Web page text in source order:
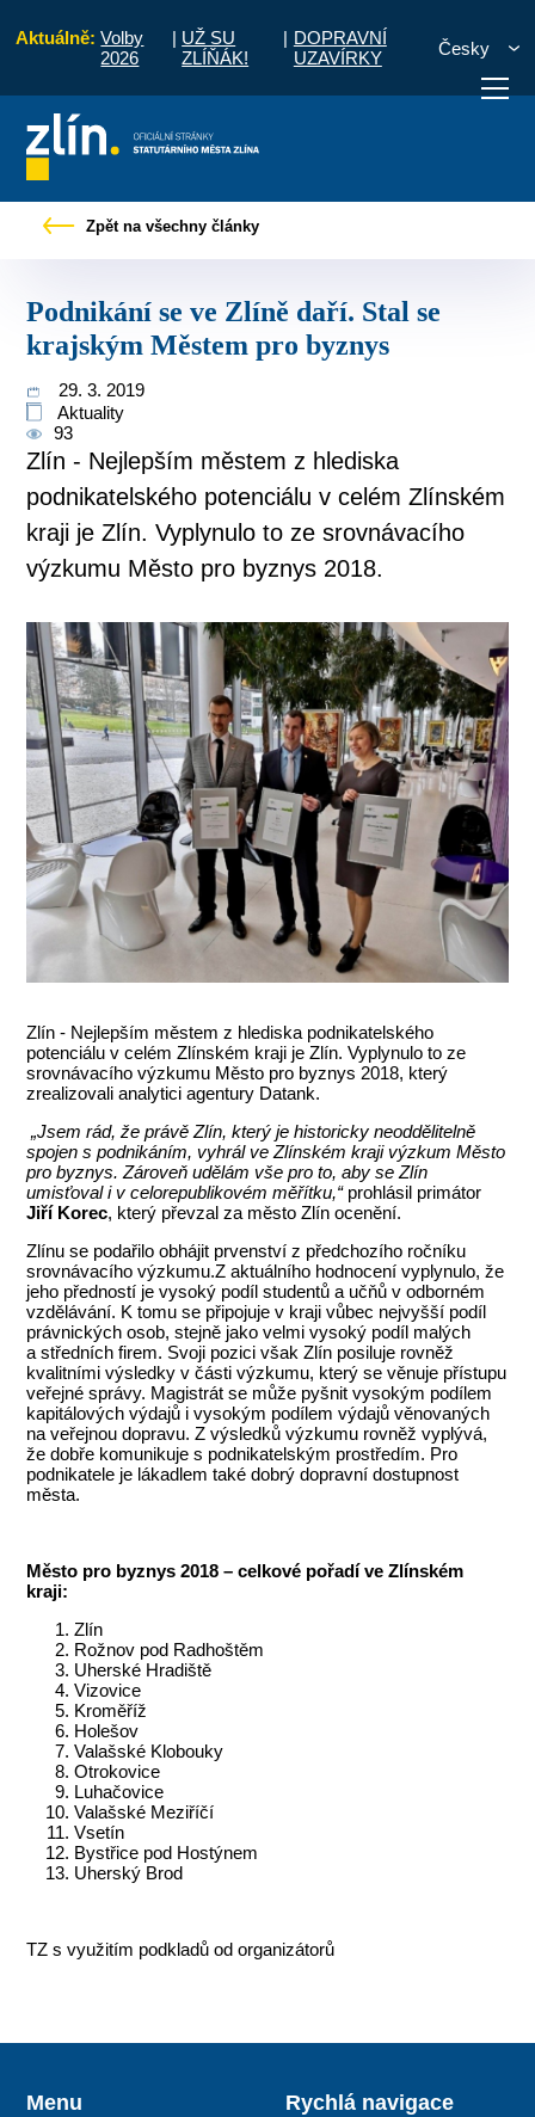
Aktuálně: Volby
2026
| UŽ SU
ZLÍŇÁK!
| DOPRAVNÍ
UZAVÍRKY
Česky
vyřídit Potřebuji zaplatit
Zpět na všechny články
Podnikání se ve Zlíně daří. Stal se
krajským Městem pro byznys
29. 3. 2019
Aktuality
93
Zlín - Nejlepším městem z hlediska
podnikatelského potenciálu v celém Zlínském
kraji je Zlín. Vyplynulo to ze srovnávacího
výzkumu Město pro byznys 2018.
Zlín - Nejlepším městem z hlediska podnikatelského
potenciálu v celém Zlínském kraji je Zlín. Vyplynulo to ze
srovnávacího výzkumu Město pro byznys 2018, který
zrealizovali analytici agentury Datank.
„Jsem rád, že právě Zlín, který je historicky neoddělitelně
spojen s podnikáním, vyhrál ve Zlínském kraji výzkum Město
pro byznys. Zároveň udělám vše pro to, aby se Zlín
umisťoval i v celorepublikovém měřítku,“prohlásil primátor
Jiří Korec, který převzal za město Zlín ocenění.
Zlínu se podařilo obhájit prvenství z předchozího ročníku
srovnávacího výzkumu.Z aktuálního hodnocení vyplynulo, že
jeho předností je vysoký podíl studentů a učňů v odborném
vzdělávání. K tomu se připojuje v kraji vůbec nejvyšší podíl
právnických osob, stejně jako velmi vysoký podíl malých
a středních firem. Svoji pozici však Zlín posiluje rovněž
kvalitními výsledky v části výzkumu, který se věnuje přístupu
veřejné správy. Magistrát se může pyšnit vysokým podílem
kapitálových výdajů i vysokým podílem výdajů věnovaných
na veřejnou dopravu. Z výsledků výzkumu rovněž vyplývá,
že dobře komunikuje s podnikatelským prostředím. Pro
podnikatele je lákadlem také dobrý dopravní dostupnost
města.
Město pro byznys 2018 – celkové pořadí ve Zlínském
kraji:
Zlín
Rožnov pod Radhoštěm
Uherské Hradiště
Vizovice
Kroměříž
Holešov
Valašské Klobouky
Otrokovice
Luhačovice
Valašské Meziříčí
Vsetín
Bystřice pod Hostýnem
Uherský Brod
TZ s využitím podkladů od organizátorů
Menu Rychlá navigace